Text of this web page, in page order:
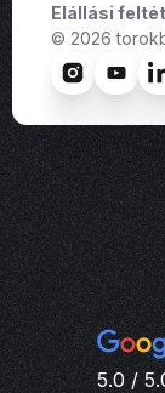
Elállási
© 2026
5.0 /